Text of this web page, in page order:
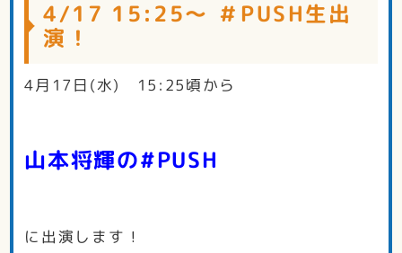
4/17 15:25～ ＃PUSH生出
演！
4月17日(水) 15:25頃から
山本将輝の#PUSH
に出演します！